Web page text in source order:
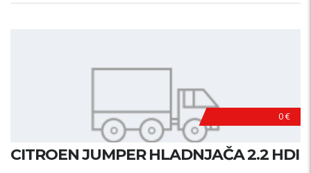
0 €
CITROEN JUMPER HLADNJAČA 2.2 HDI